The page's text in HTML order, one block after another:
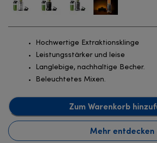
Hochwertige Extraktionsklinge
Leistungsstärker und leise
Langlebige, nachhaltige Becher.
Beleuchtetes Mixen.
Zum Warenkorb
Mehr entdecken